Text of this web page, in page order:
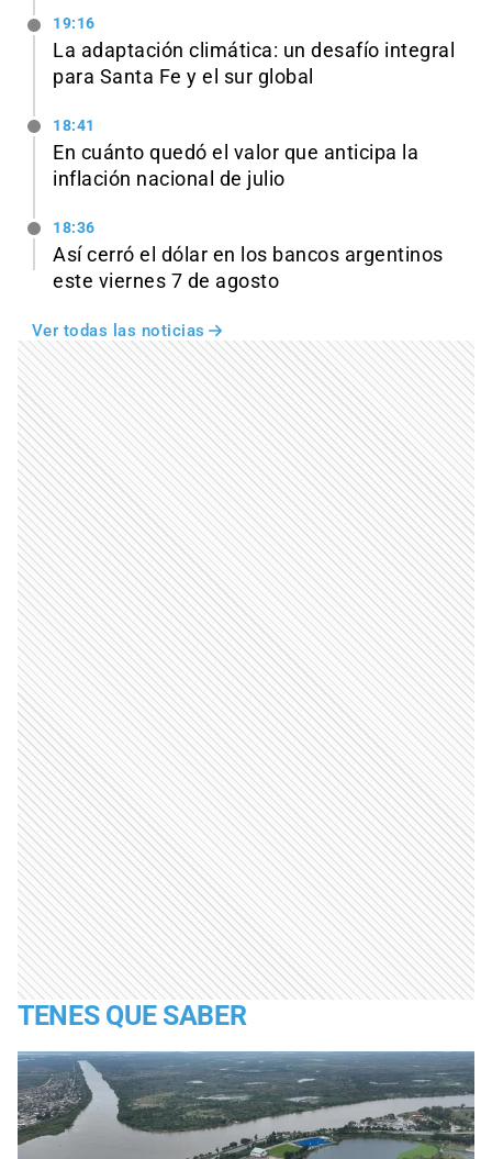
19:16
La adaptación climática: un desafío integral
para Santa Fe y el sur global
18:41
En cuánto quedó el valor que anticipa la
inflación nacional de julio
18:36
Así cerró el dólar en los bancos argentinos
este viernes 7 de agosto
Ver todas las noticias
TENES QUE SABER